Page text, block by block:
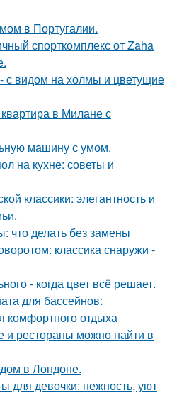
в Португалии.
спорткомплекс от Zaha
с видом на холмы и цветущие
в Милане с
машину с умом.
на кухне: советы и
классики: элегантность и
что делать без замены
классика снаружи -
- когда цвет всё решает.
для бассейнов:
отдыха
и рестораны можно найти в
в Лондоне.
для девочки: нежность, уют